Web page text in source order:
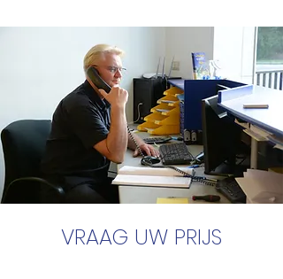
VRAAG UW PRIJS